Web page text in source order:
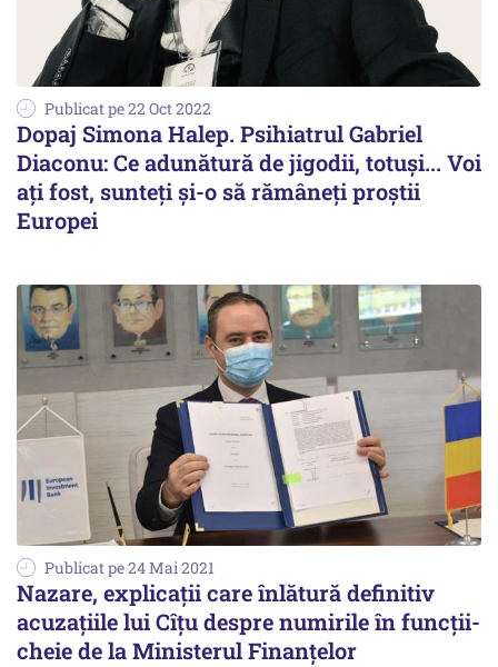
Publicat pe 22 Oct 2022
Dopaj Simona Halep. Psihiatrul Gabriel
Diaconu: Ce adunătură de jigodii, totuși... Voi
ați fost, sunteți și-o să rămâneți proștii
Europei
Publicat pe 24 Mai 2021
Nazare, explicații care înlătură definitiv
acuzațiile lui Cîțu despre numirile în funcții-
cheie de la Ministerul Finanțelor